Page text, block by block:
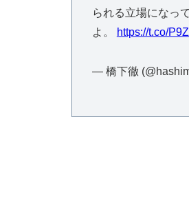
られる立場になっ
よ。
https://t.co/
— 橋下徹